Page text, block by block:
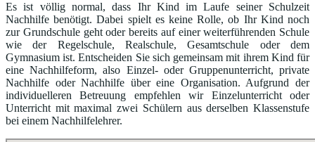
Es ist völlig normal, dass Ihr Kind im Laufe seiner Schulzeit
Nachhilfe benötigt. Dabei spielt es keine Rolle, ob Ihr Kind noch
zur Grundschule geht oder bereits auf einer weiterführenden Schule
wie der Regelschule, Realschule, Gesamtschule oder dem
Gymnasium ist. Entscheiden Sie sich gemeinsam mit ihrem Kind für
eine Nachhilfeform, also Einzel- oder Gruppenunterricht, private
Nachhilfe oder Nachhilfe über eine Organisation. Aufgrund der
individuelleren Betreuung empfehlen wir Einzelunterricht oder
Unterricht mit maximal zwei Schülern aus derselben Klassenstufe
bei einem Nachhilfelehrer.